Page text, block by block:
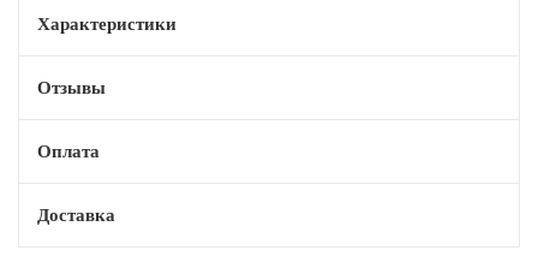
Характеристики
Отзывы
Оплата
Доставка